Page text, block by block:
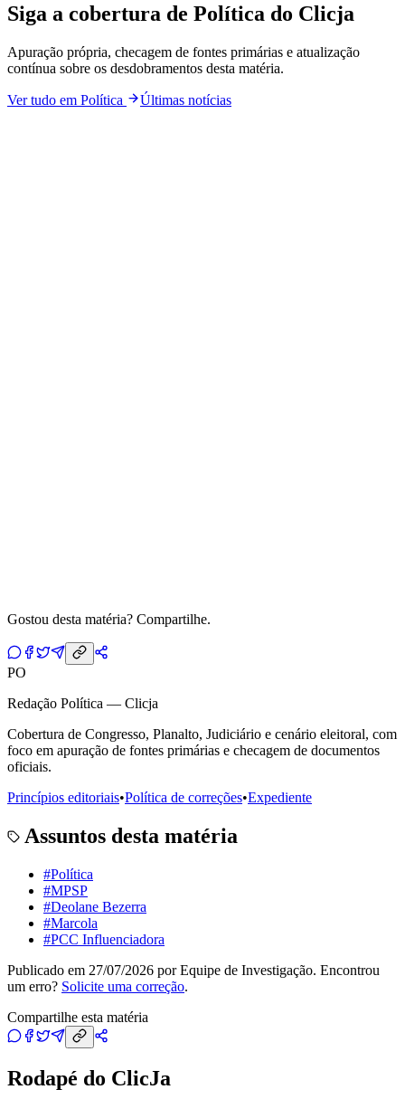
Siga a cobertura de Política do Clicja
Apuração própria, checagem de fontes primárias e atualização
contínua sobre os desdobramentos desta matéria.
Ver tudo em Política Últimas notícias
Gostou desta matéria? Compartilhe.
PO
Redação Política — Clicja
Cobertura de Congresso, Planalto, Judiciário e cenário eleitoral, com
foco em apuração de fontes primárias e checagem de documentos
oficiais.
Princípios editoriais•Política de correções•Expediente
Assuntos desta matéria
#Política
#MPSP
#Deolane Bezerra
#Marcola
#PCC Influenciadora
Publicado em 27/07/2026 por Equipe de Investigação. Encontrou
um erro? Solicite uma correção.
Compartilhe esta matéria
Rodapé do ClicJa